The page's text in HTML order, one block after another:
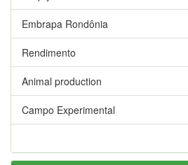
Embrapa Rondônia
Rendimento
Animal production
Campo Experimental